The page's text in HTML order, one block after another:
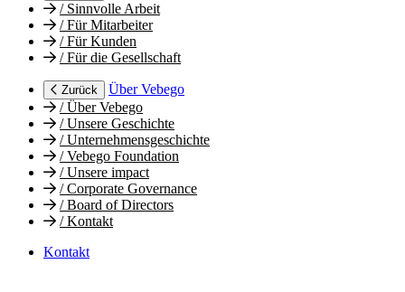
/Sinnvolle Arbeit
/Für Mitarbeiter
/Für Kunden
/Für die Gesellschaft
Zurück
Über Vebego
/Über Vebego
/Unsere Geschichte
/Unternehmensgeschichte
/Vebego Foundation
/Unsere impact
/Corporate Governance
/Board of Directors
/Kontakt
Kontakt